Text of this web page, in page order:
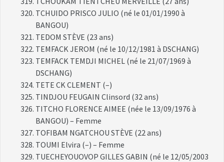
TCHUIDO PRISCO JULIO (né le 01/01/1990 à
BANGOU)
TEDOM STÈVE (23 ans)
TEMFACK JEROM (né le 10/12/1981 à DSCHANG)
TEMFACK TEMDJI MICHEL (né le 21/07/1969 à
DSCHANG)
TETE CK CLEMENT (–)
TINDJOU FEUGAIN Clinsord (32 ans)
TITCHO FLORENCE AIMEE (née le 13/09/1976 à
BANGOU) – Femme
TOFIBAM NGATCHOU STÈVE (22 ans)
TOUMI Elvira (–) – Femme
TUECHEYOUOVOP GILLES GABIN (né le 12/05/2003